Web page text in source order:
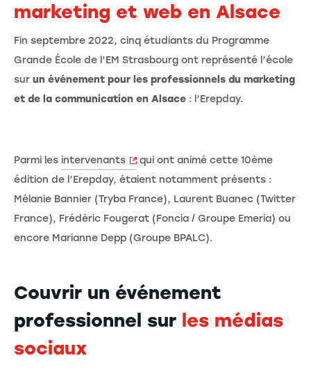
marketing et web en Alsace
Fin septembre 2022, cinq étudiants du Programme
Grande École de l’EM Strasbourg ont représenté l’école
sur un événement pour les professionnels du marketing
et de la communication en Alsace : l’Erepday.
Parmi les intervenants
qui ont animé cette 10ème
édition de l’Erepday, étaient notamment présents :
Mélanie Bannier (Tryba France), Laurent Buanec (Twitter
France), Frédéric Fougerat (Foncia / Groupe Emeria) ou
encore Marianne Depp (Groupe BPALC).
Couvrir un événement
professionnel sur les médias
sociaux